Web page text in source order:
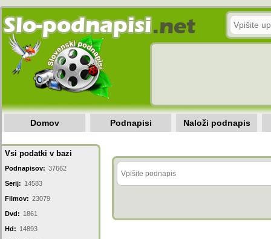
Domov Podnapisi Naloži podnapis
Vsi podatki v bazi
Podnapisov: 37662
Serij: 14583
Filmov: 23079
Dvd: 1861
Hd: 14893